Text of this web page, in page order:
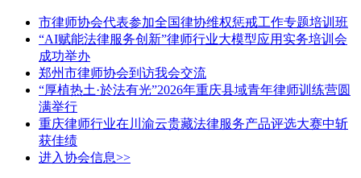
市律师协会代表参加全国律协维权惩戒工作专题培训班
“AI赋能法律服务创新”律师行业大模型应用实务培训会
成功举办
郑州市律师协会到访我会交流
“厚植热土·於法有光”2026年重庆县域青年律师训练营圆
满举行
重庆律师行业在川渝云贵藏法律服务产品评选大赛中斩
获佳绩
进入协会信息>>